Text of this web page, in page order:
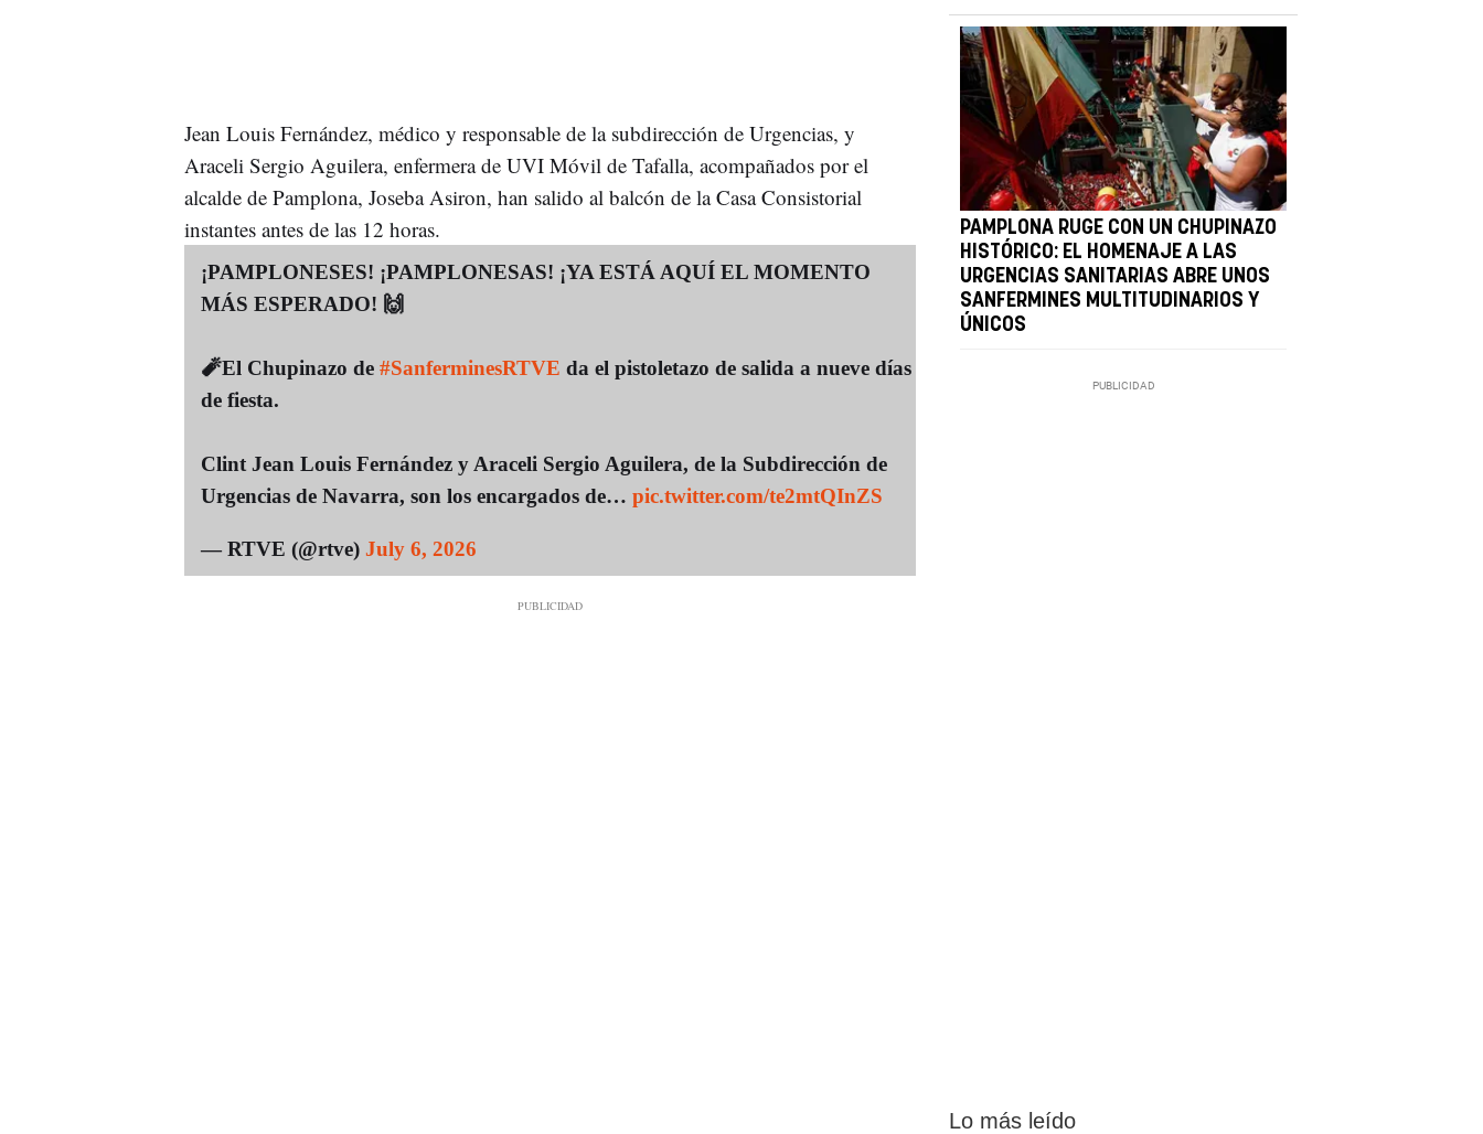
Jean Louis Fernández, médico y responsable de la subdirección de Urgencias, y
Araceli Sergio Aguilera, enfermera de UVI Móvil de Tafalla, acompañados por el
alcalde de Pamplona, Joseba Asiron, han salido al balcón de la Casa Consistorial
instantes antes de las 12 horas.
¡PAMPLONESES! ¡PAMPLONESAS! ¡YA ESTÁ AQUÍ EL MOMENTO
MÁS ESPERADO! 🙌
🧨El Chupinazo de #SanferminesRTVE da el pistoletazo de salida a nueve días
de fiesta.
Clint Jean Louis Fernández y Araceli Sergio Aguilera, de la Subdirección de
Urgencias de Navarra, son los encargados de… pic.twitter.com/te2mtQInZS
— RTVE (@rtve) July 6, 2026
PAMPLONA RUGE CON UN CHUPINAZO
HISTÓRICO: EL HOMENAJE A LAS
URGENCIAS SANITARIAS ABRE UNOS
SANFERMINES MULTITUDINARIOS Y
ÚNICOS
Lo más leído